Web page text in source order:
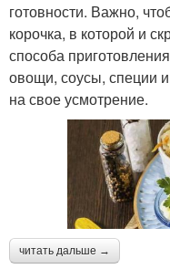
готовности. Важно,
корочка, в которой и
способа
овощи, соусы, специи
на свое усмотрение.
читать дальше →